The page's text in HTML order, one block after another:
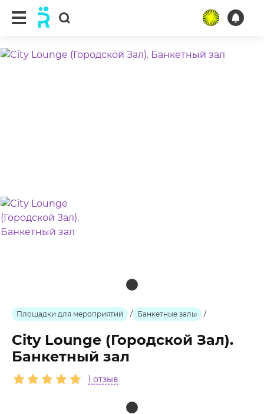
Площадки для мероприятий / Банкетные залы /
City Lounge (Городской Зал).
Банкетный зал
1 отзыв